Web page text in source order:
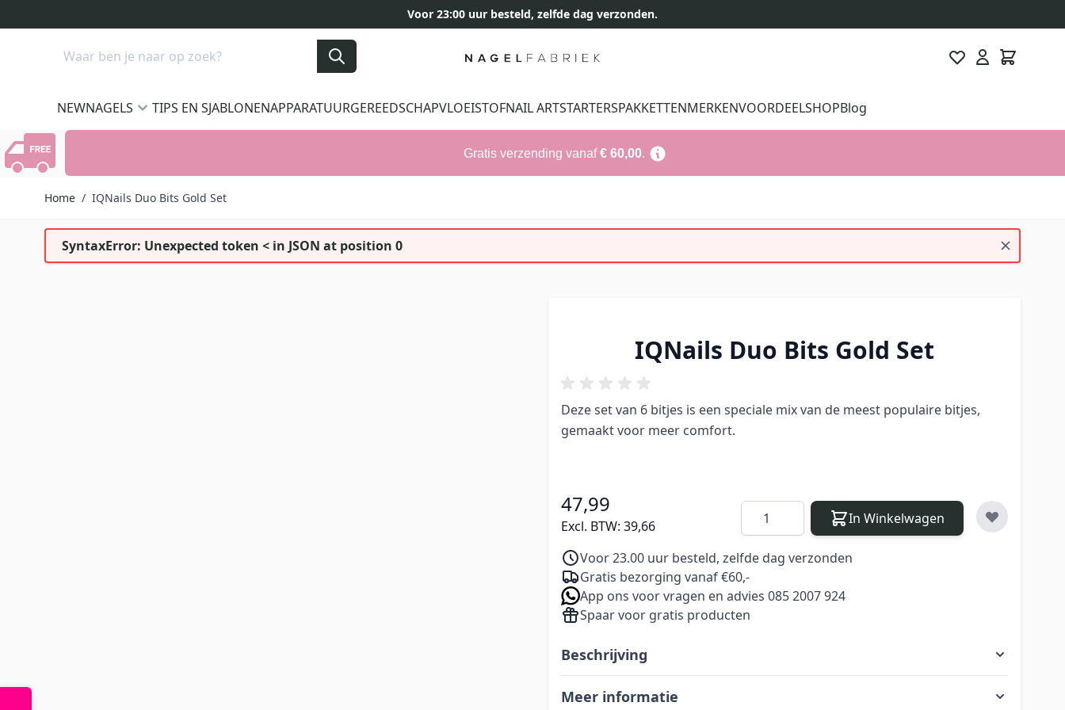
Voor 23:00 uur besteld, zelfde dag verzonden.
Search
NEWNAGELS TIPS EN SJABLONENAPPARATUURGEREEDSCHAPVLOEISTOFNAIL ARTSTARTERSPAKKETTENMERKENVOORDEELSHOPBlog
Gratis verzending vanaf€ 60,00.
Home / IQNails Duo Bits Gold Set
SyntaxError: Unexpected token < in JSON at position 0
IQNails Duo Bits Gold Set
Deze set van 6 bitjes is een speciale mix van de meest populaire bitjes,
gemaakt voor meer comfort.
47,99
Excl. BTW: 39,66
Aantal In Winkelwagen
Voor 23.00 uur besteld, zelfde dag verzonden
Gratis bezorging vanaf €60,-
App ons voor vragen en advies 085 2007 924
Spaar voor gratis producten
Beschrijving
Meer informatie